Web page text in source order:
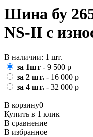
Шина бу
NS-II с
В наличии: 1 шт.
за 1шт - 9 500 р
за 2 шт. - 16 000 р
за 4 шт. - 32 000 р
В корзину0
Купить в 1 клик
В сравнение
В избранное